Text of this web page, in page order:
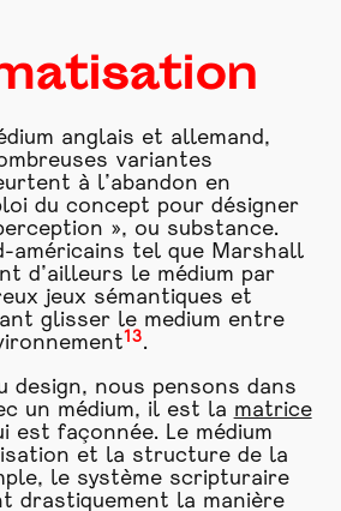
anglais et allemand,
variantes
à l’abandon en
du concept pour désigner
», ou substance.
américains tel que Marshall
d’ailleurs le médium par
jeux sémantiques et
glisser le medium entre
13.
design, nous pensons dans
un médium, il est la matrice
est façonnée. Le médium
et la structure de la
le système scripturaire
drastiquement la manière